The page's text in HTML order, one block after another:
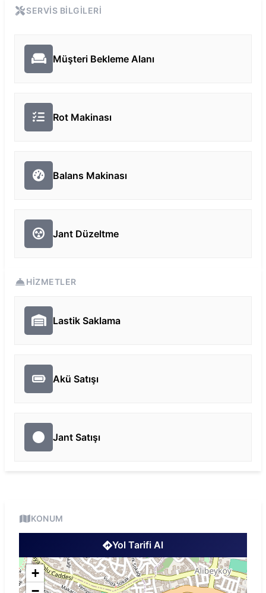
SERVIS BILGILERI
Müşteri Bekleme Alanı
Rot Makinası
Balans Makinası
Jant Düzeltme
HIZMETLER
Lastik Saklama
Akü Satışı
Jant Satışı
KONUM
Yol Tarifi Al
+